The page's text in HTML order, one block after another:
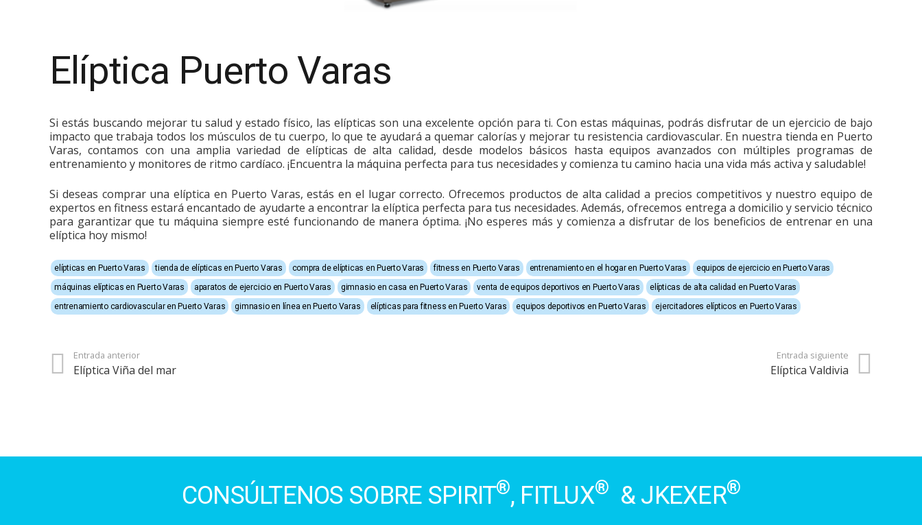
Elíptica Puerto Varas
Si estás buscando mejorar tu salud y estado físico, las elípticas son una excelente opción para ti. Con estas máquinas, podrás disfrutar de un ejercicio de bajo
impacto que trabaja todos los músculos de tu cuerpo, lo que te ayudará a quemar calorías y mejorar tu resistencia cardiovascular. En nuestra tienda en Puerto
Varas, contamos con una amplia variedad de elípticas de alta calidad, desde modelos básicos hasta equipos avanzados con múltiples programas de
entrenamiento y monitores de ritmo cardíaco. ¡Encuentra la máquina perfecta para tus necesidades y comienza tu camino hacia una vida más activa y saludable!
Si deseas comprar una elíptica en Puerto Varas, estás en el lugar correcto. Ofrecemos productos de alta calidad a precios competitivos y nuestro equipo de
expertos en fitness estará encantado de ayudarte a encontrar la elíptica perfecta para tus necesidades. Además, ofrecemos entrega a domicilio y servicio técnico
para garantizar que tu máquina siempre esté funcionando de manera óptima. ¡No esperes más y comienza a disfrutar de los beneficios de entrenar en una
elíptica hoy mismo!
elípticas en Puerto Varas tienda de elípticas en Puerto Varas compra de elípticas en Puerto Varas fitness en Puerto Varas entrenamiento en el hogar en Puerto Varas
equipos de ejercicio en Puerto Varas
máquinas elípticas en Puerto Varas
aparatos de ejercicio en Puerto Varas gimnasio en casa en Puerto Varas venta de equipos deportivos en Puerto Varas
elípticas de alta calidad en Puerto Varas
entrenamiento cardiovascular en Puerto Varas
gimnasio en línea en Puerto Varas elípticas para fitness en Puerto Varas equipos deportivos en Puerto Varas ejercitadores elípticos en Puerto Varas
Entrada anterior
Elíptica Viña del mar
Entrada siguiente
Elíptica Valdivia
CONSÚLTENOS SOBRE SPIRIT®, FITLUX® & JKEXER®